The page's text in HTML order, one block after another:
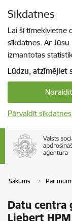
Sīkdatnes
Lai šī tīmekļvietne
sīkdatnes. Ar
izmantotas
Lūdzu, atzīmējiet
Noraidīt
Pārvaldīt sīkdatnes
Sākums Par
Datu centra
Liebert